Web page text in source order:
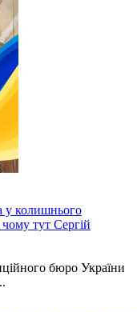
у колишнього
тут Сергій
бюро України